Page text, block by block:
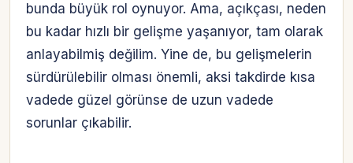
bunda büyük rol oynuyor. Ama, açıkçası, neden
bu kadar hızlı bir gelişme yaşanıyor, tam olarak
anlayabilmiş değilim. Yine de, bu gelişmelerin
sürdürülebilir olması önemli, aksi takdirde kısa
vadede güzel görünse de uzun vadede
sorunlar çıkabilir.